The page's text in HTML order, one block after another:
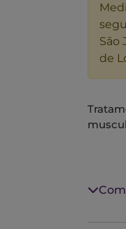
São
de